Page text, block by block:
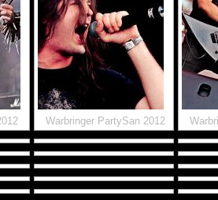
Warbringer PartySan 2012